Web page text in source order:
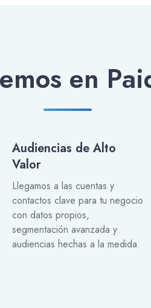
en
Audiencias de Alto
Valor
Llegamos a las cuentas y
contactos clave para tu negocio
con datos propios,
segmentación avanzada y
audiencias hechas a la medida.